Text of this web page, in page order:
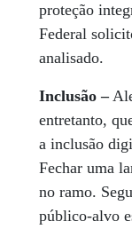
proteção
Federal
analisado.
Inclusão –
entretanto,
a inclusão
Fechar uma
no ramo.
público-alvo